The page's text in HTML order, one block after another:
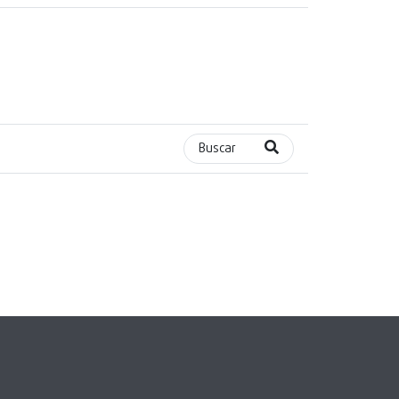
Buscar